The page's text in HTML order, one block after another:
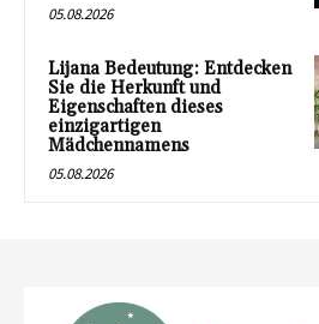
05.08.2026
Lijana Bedeutung: Entdecken
Sie die Herkunft und
Eigenschaften dieses
einzigartigen
Mädchennamens
05.08.2026